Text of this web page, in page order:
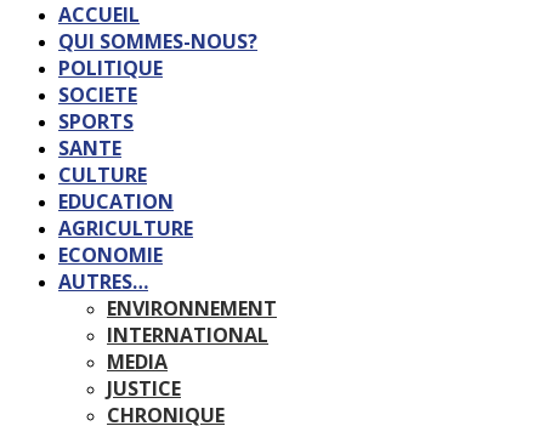
ACCUEIL
QUI SOMMES-NOUS?
POLITIQUE
SOCIETE
SPORTS
SANTE
CULTURE
EDUCATION
AGRICULTURE
ECONOMIE
AUTRES…
ENVIRONNEMENT
INTERNATIONAL
MEDIA
JUSTICE
CHRONIQUE